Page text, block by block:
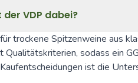
VDP dabei?
trockene Spitzenweine aus
sodass ein
ist die